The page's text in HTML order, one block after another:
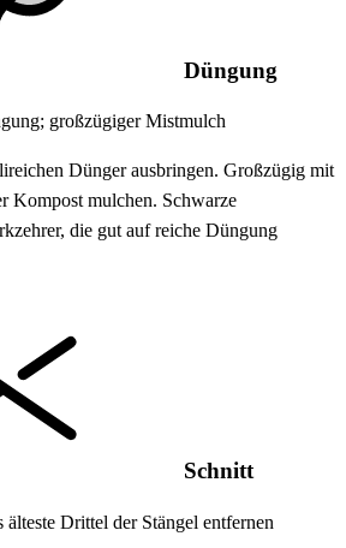
Düngung
großzügiger Mistmulch
Dünger ausbringen. Großzügig mit
Kompost mulchen. Schwarze
die gut auf reiche Düngung
Schnitt
älteste Drittel der Stängel entfernen